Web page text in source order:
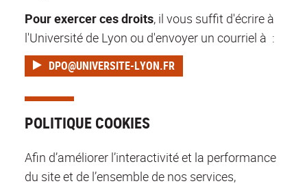
Pour exercer ces droits, il vous suffit d'écrire à
l'Université de Lyon ou d'envoyer un courriel à :
DPO@UNIVERSITE-LYON.FR
POLITIQUE COOKIES
Afin d’améliorer l’interactivité et la performance
du site et de l’ensemble de nos services,